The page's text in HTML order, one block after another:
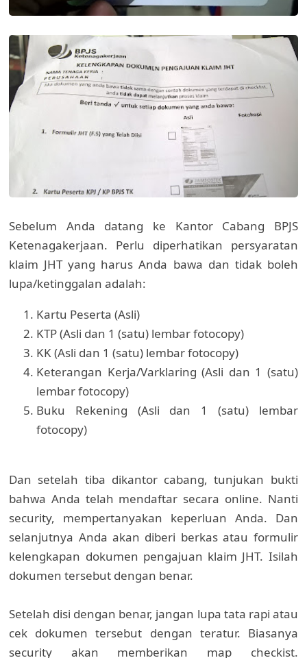
Sebelum Anda datang ke Kantor Cabang BPJS
Ketenagakerjaan. Perlu diperhatikan persyaratan
klaim JHT yang harus Anda bawa dan tidak boleh
lupa/ketinggalan adalah:
Kartu Peserta (Asli)
KTP (Asli dan 1 (satu) lembar fotocopy)
KK (Asli dan 1 (satu) lembar fotocopy)
Keterangan Kerja/Varklaring (Asli dan 1 (satu)
lembar fotocopy)
Buku Rekening (Asli dan 1 (satu) lembar
fotocopy)
Dan setelah tiba dikantor cabang, tunjukan bukti
bahwa Anda telah mendaftar secara online. Nanti
security, mempertanyakan keperluan Anda. Dan
selanjutnya Anda akan diberi berkas atau formulir
kelengkapan dokumen pengajuan klaim JHT. Isilah
dokumen tersebut dengan benar.
Setelah disi dengan benar, jangan lupa tata rapi atau
cek dokumen tersebut dengan teratur. Biasanya
security akan memberikan map checkist.